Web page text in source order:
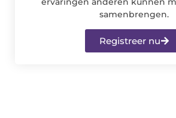
samenbrengen.
Registreer nu